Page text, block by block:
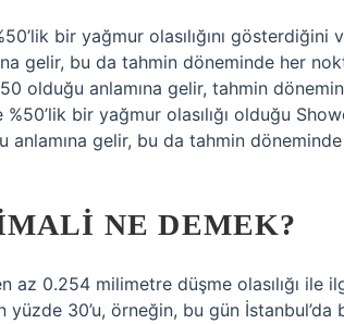
bir yağmur olasılığını gösterdiğini
gelir, bu da tahmin döneminde her
olduğu anlamına gelir, tahmin
bir yağmur olasılığı olduğu
anlamına gelir, bu da tahmin
NE DEMEK?
az 0.254 milimetre düşme olasılığı ile
30’u, örneğin, bu gün İstanbul’da